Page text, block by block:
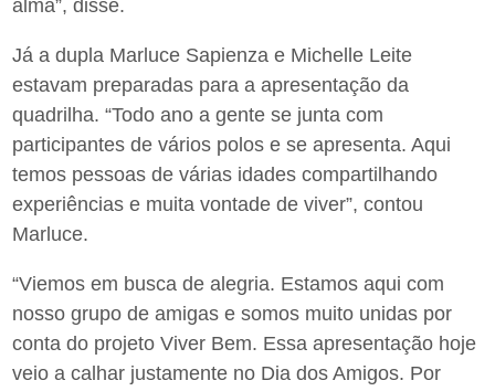
alma”, disse.
Já a dupla Marluce Sapienza e Michelle Leite
estavam preparadas para a apresentação da
quadrilha. “Todo ano a gente se junta com
participantes de vários polos e se apresenta. Aqui
temos pessoas de várias idades compartilhando
experiências e muita vontade de viver”, contou
Marluce.
“Viemos em busca de alegria. Estamos aqui com
nosso grupo de amigas e somos muito unidas por
conta do projeto Viver Bem. Essa apresentação hoje
veio a calhar justamente no Dia dos Amigos. Por